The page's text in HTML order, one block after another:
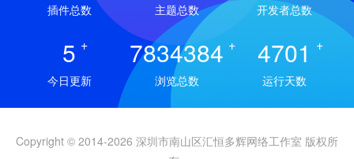
插件总数 主题总数 开发者总数
5 +
今日更新
7834384 +
浏览总数
4701 +
运行天数
Copyright © 2014-2026 深圳市南山区汇恒多辉网络工作室 版权所